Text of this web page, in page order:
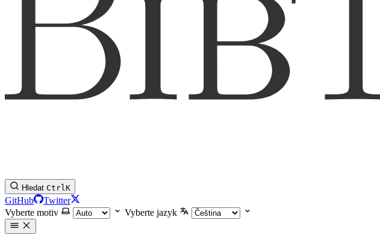
Hledat CtrlK
GitHub
Twitter
Vyberte motiv
Vyberte jazyk